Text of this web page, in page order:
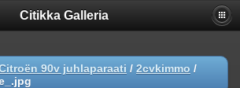
Citikka Galleria
90v juhlaparaati / 2cvkimmo /